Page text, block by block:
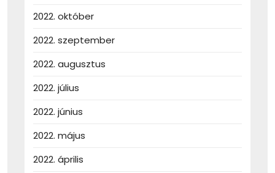
2022. október
2022. szeptember
2022. augusztus
2022. július
2022. június
2022. május
2022. április